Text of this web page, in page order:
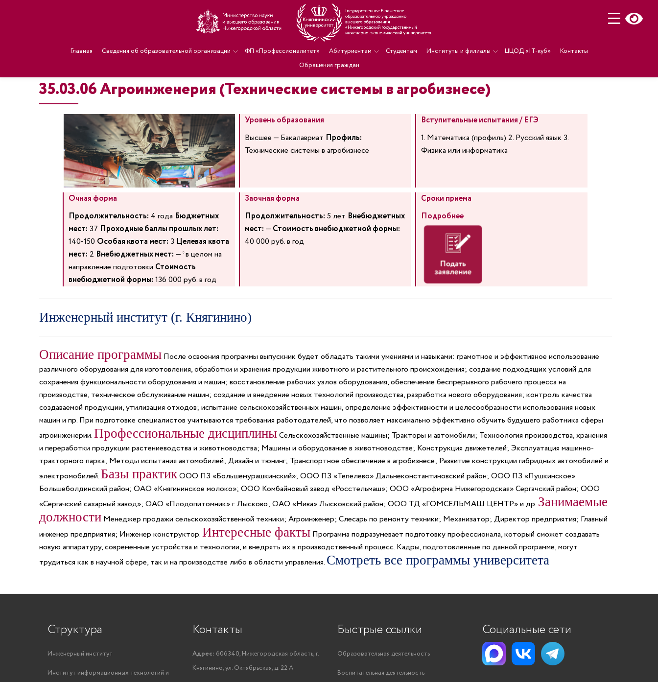
Главная Сведения об образовательной организации ФП «Профессионалитет» Абитуриентам Студентам Институты и филиалы ЦЦОД «IT-куб»
Контакты
Обращения граждан
35.03.06 Агроинженерия (Технические системы в агробизнесе)
Уровень образования
Высшее — Бакалавриат Профиль:
Технические системы в агробизнесе
Вступительные испытания / ЕГЭ
1. Математика (профиль) 2. Русский язык 3.
Физика или информатика
Очная форма
Продолжительность: 4 года Бюджетных
мест: 37 Проходные баллы прошлых лет:
140-150 Особая квота мест: 3 Целевая квота
мест: 2 Внебюджетных мест: — *в целом на
направление подготовки Стоимость
внебюджетной формы:136 000 руб. в год
Заочная форма
Продолжительность: 5 лет Внебюджетных
мест: — Стоимость внебюджетной формы:
40 000 руб. в год
Сроки приема
Подробнее
Инженерный институт (г. Княгинино)
Описание программыПосле освоения программы выпускник будет обладать такими умениями и навыками: грамотное и эффективное использование
различного оборудования для изготовления, обработки и хранения продукции животного и растительного происхождения; создание подходящих условий для
сохранения функциональности оборудования и машин; восстановление рабочих узлов оборудования, обеспечение беспрерывного рабочего процесса на
производстве, техническое обслуживание машин; создание и внедрение новых технологий производства, разработка нового оборудования; контроль качества
создаваемой продукции, утилизация отходов; испытание сельскохозяйственных машин, определение эффективности и целесообразности использования новых
машин и пр. При подготовке специалистов учитываются требования работодателей, что позволяет максимально эффективно обучить будущего работника сферы
агроинженерии.Профессиональные дисциплиныСельскохозяйственные машины; Тракторы и автомобили; Техноология производства, хранения
и переработки продукции растениеводства и животноводства; Машины и оборудование в животноводстве; Конструкция движетелей; Эксплуатация машинно-
тракторного парка; Методы испытания автомобилей; Дизайн и тюнинг; Транспортное обеспечение в агробизнесе; Развитие конструкции гибридных автомобилей и
электромобилей.Базы практикООО ПЗ «Большемурашкинский»; ООО ПЗ «Тепелево» Дальнеконстантиновский район; ООО ПЗ «Пушкинское»
Большеболдинский район; ОАО «Княгининское молоко»; ООО Комбайновый завод «Росстельмаш»; ООО «Агрофирма Нижегородская» Сергачский район; ООО
«Сергачский сахарный завод»; ОАО «Плодопитомник» г. Лысково; ОАО «Нива» Лысковский район; ООО ТД «ГОМСЕЛЬМАШ ЦЕНТР» и др. Занимаемые
должностиМенеджер продажи сельскохозяйственной техники; Агроинженер; Слесарь по ремонту техники; Механизатор; Директор предприятия; Главный
инженер предприятия; Инженер конструктор.Интересные фактыПрограмма подразумевает подготовку профессионала, который сможет создавать
новую аппаратуру, современные устройства и технологии, и внедрять их в производственный процесс. Кадры, подготовленные по данной программе, могут
трудиться как в научной сфере, так и на производстве либо в области управления. Смотреть все программы университета
Структура
Инженерный институт
Институт информационных технологий и
Контакты
Адрес: 606340, Нижегородская область, г.
Княгинино, ул. Октябрьская, д. 22 А
Быстрые ссылки
Образовательная деятельность
Воспитательная деятельность
Социальные сети